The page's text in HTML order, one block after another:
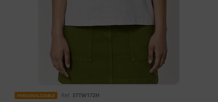
PERSONALIZABLE Ref. STTW172H